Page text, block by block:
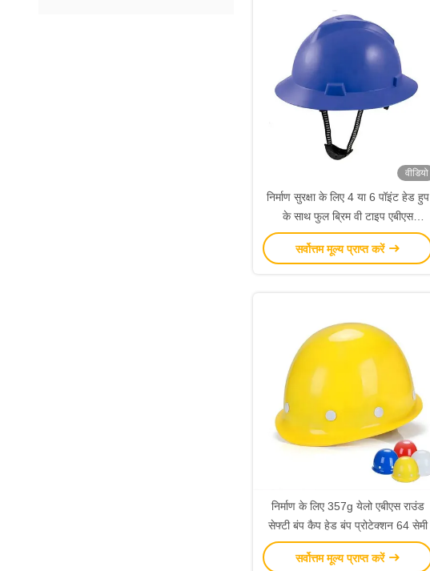
वीडियो
निर्माण सुरक्षा के लिए 4 या 6 पॉइंट हेड हुप
के साथ फुल ब्रिम वी टाइप एबीएस
प्रोटेक्टिव हार्ड हैट
सर्वोत्तम मूल्य प्राप्त करें
निर्माण के लिए 357g येलो एबीएस राउंड
सेफ्टी बंप कैप हेड बंप प्रोटेक्शन 64 सेमी
सर्वोत्तम मूल्य प्राप्त करें